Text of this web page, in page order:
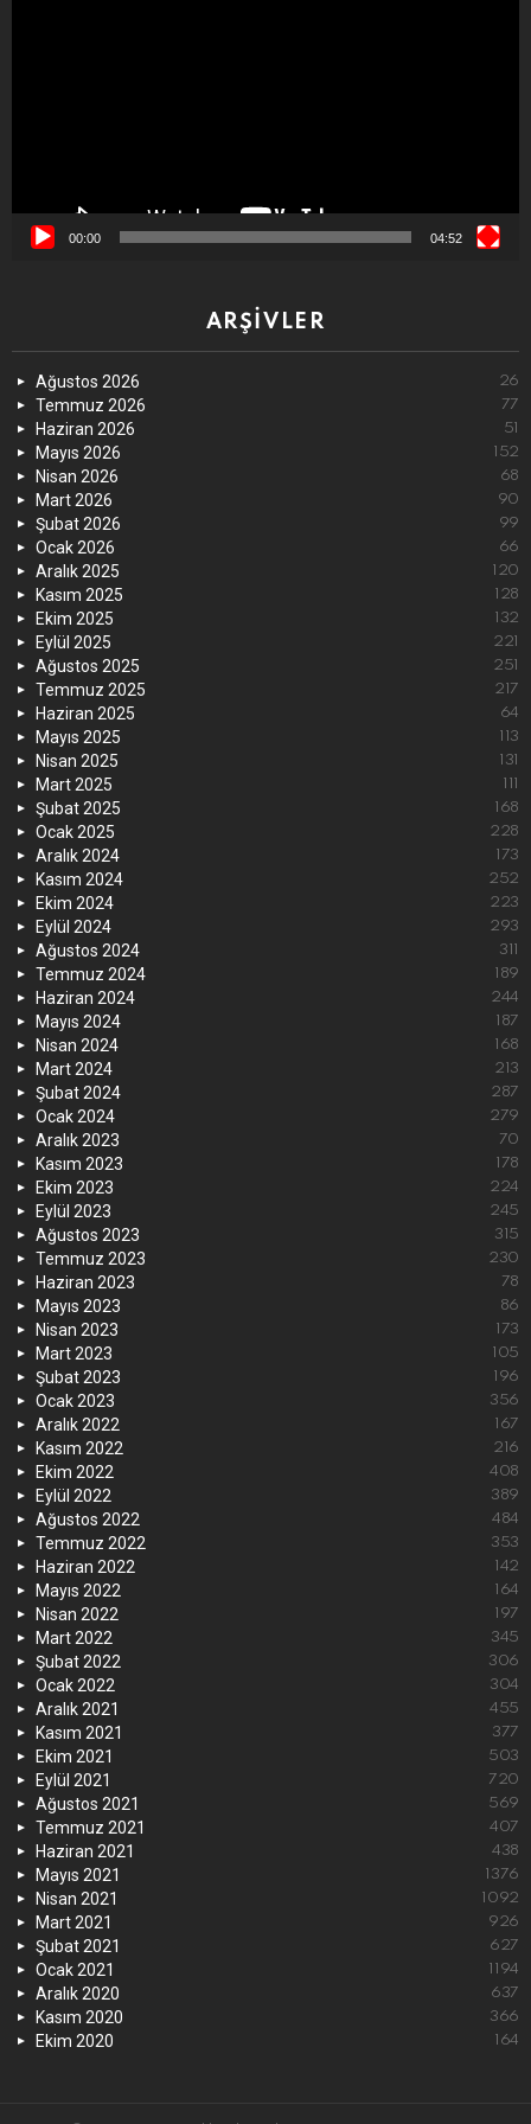
00:00 04:52
ARŞIVLER
Ağustos 2026 26
Temmuz 2026 77
Haziran 2026 51
Mayıs 2026 152
Nisan 2026 68
Mart 2026 90
Şubat 2026 99
Ocak 2026 66
Aralık 2025 120
Kasım 2025 128
Ekim 2025 132
Eylül 2025 221
Ağustos 2025 251
Temmuz 2025 217
Haziran 2025 64
Mayıs 2025 113
Nisan 2025 131
Mart 2025 111
Şubat 2025 168
Ocak 2025 228
Aralık 2024 173
Kasım 2024 252
Ekim 2024 223
Eylül 2024 293
Ağustos 2024 311
Temmuz 2024 189
Haziran 2024 244
Mayıs 2024 187
Nisan 2024 168
Mart 2024 213
Şubat 2024 287
Ocak 2024 279
Aralık 2023 70
Kasım 2023 178
Ekim 2023 224
Eylül 2023 245
Ağustos 2023 315
Temmuz 2023 230
Haziran 2023 78
Mayıs 2023 86
Nisan 2023 173
Mart 2023 105
Şubat 2023 196
Ocak 2023 356
Aralık 2022 167
Kasım 2022 216
Ekim 2022 408
Eylül 2022 389
Ağustos 2022 484
Temmuz 2022 353
Haziran 2022 142
Mayıs 2022 164
Nisan 2022 197
Mart 2022 345
Şubat 2022 306
Ocak 2022 304
Aralık 2021 455
Kasım 2021 377
Ekim 2021 503
Eylül 2021 720
Ağustos 2021 569
Temmuz 2021 407
Haziran 2021 438
Mayıs 2021 1376
Nisan 2021 1092
Mart 2021 926
Şubat 2021 627
Ocak 2021 1194
Aralık 2020 637
Kasım 2020 366
Ekim 2020 164